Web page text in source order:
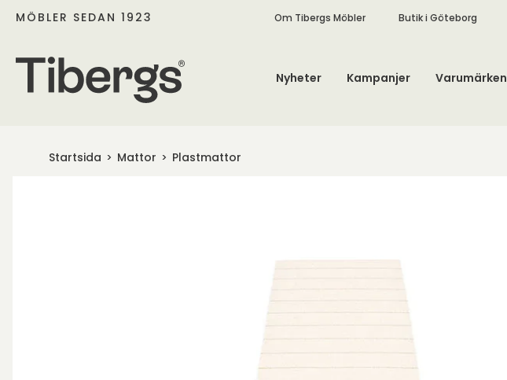
MÖBLER SEDAN 1923 Om Tibergs Möbler Butik i Göteborg
Nyheter Kampanjer Varumärken
Startsida Mattor Plastmattor